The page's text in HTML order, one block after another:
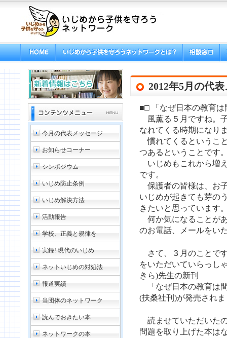
今月の代表メッセージ
お知らせコーナー
シンポジウム
いじめ防止条例
いじめ解決方法
活動報告
学校、正義と規律を
実録! 現代のいじめ
ネットいじめの対処法
報道実績
当団体のネットワーク
読んでおきたい本
ネットワークの本
2012年5月の代
■□ 「なぜ日本の教育
風薫る５月ですね。
なれてくる時期になり
慣れてくるというこ
つあるということです
いじめもこれから増
です。
保護者の皆様は、お
いじめが起きても芽の
きたいと思っています
何か気になることが
のお電話、メールをい
さて、３月のことで
をいただいていらっし
きら)先生の新刊
「なぜ日本の教育は
(扶桑社刊)が発売され
読ませていただいた
問題を取り上げた本は